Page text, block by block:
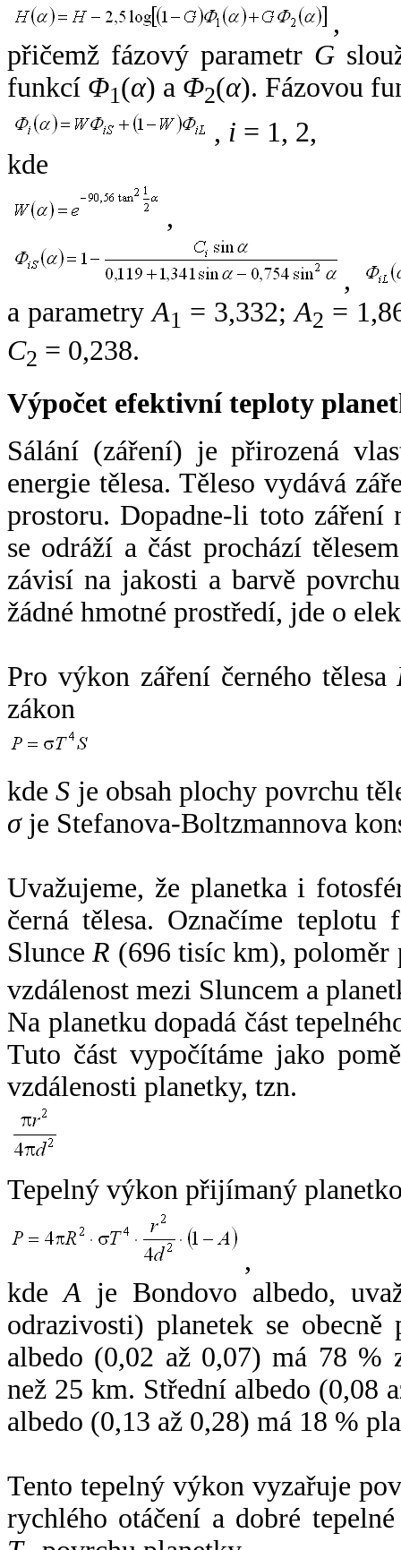
,
přičemž fázový parametr G
funkcí Φ1(α) a Φ2(α). Fázovou
, i = 1, 2,
kde
,
,
a parametryA1 = 3,332;A2 =
C2 = 0,238.
Výpočet efektivní teploty
Sálání (záření) je přirozená
energie tělesa. Těleso vydává
prostoru. Dopadne-li toto záření
se odráží a část prochází
závisí na jakosti a barvě
žádné hmotné prostředí, jde o
Pro výkon záření černého tělesa
zákon
kdeS je obsah plochy povrchu
σje Stefanova-Boltzmannova
Uvažujeme, že planetka i
černá tělesa. Označíme
SlunceR (696 tisíc km),
vzdálenost mezi Sluncem a
Na planetku dopadá část
Tuto část vypočítáme jako
vzdálenosti planetky, tzn.
Tepelný výkon přijímaný
,
kdeA je Bondovo albedo,
odrazivosti) planetek se
albedo (0,02 až 0,07) má 78 %
než 25 km. Střední albedo (0,08
albedo (0,13 až 0,28) má 18 %
Tento tepelný výkon vyzařuje
rychlého otáčení a dobré